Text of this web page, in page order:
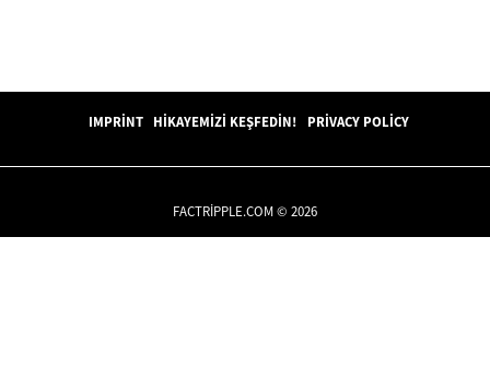
IMPRINT HIKAYEMIZI KEŞFEDIN! PRIVACY POLICY
FACTRIPPLE.COM © 2026